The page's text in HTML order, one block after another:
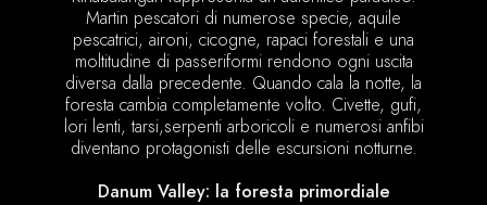
Martin pescatori di numerose specie, aquile
pescatrici, aironi, cicogne, rapaci forestali e una
moltitudine di passeriformi rendono ogni uscita
diversa dalla precedente. Quando cala la notte, la
foresta cambia completamente volto. Civette, gufi,
lori lenti, tarsi,serpenti arboricoli e numerosi anfibi
diventano protagonisti delle escursioni notturne.
Danum Valley: la foresta primordiale